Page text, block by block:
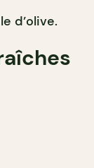
d’olive.